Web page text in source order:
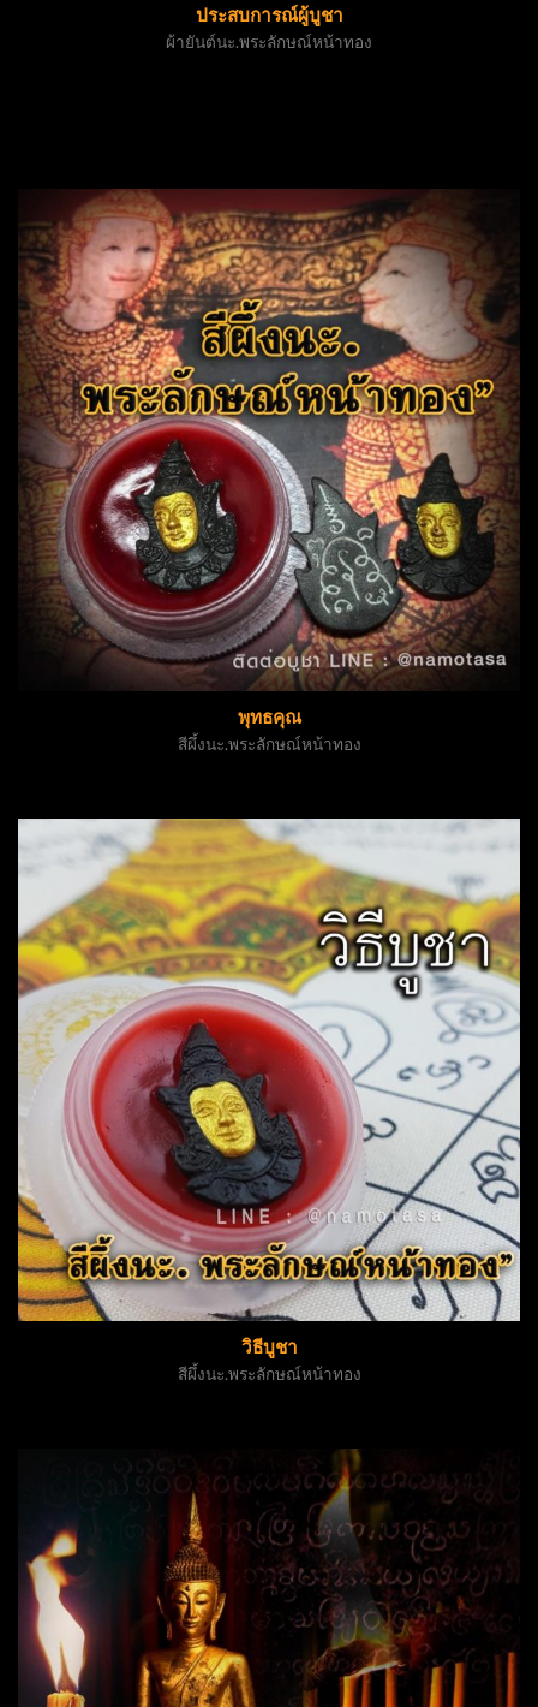
ประสบการณ์ผู้บูชา
ผ้ายันต์นะ.พระลักษณ์หน้าทอง
พุทธคุณ
สีผึ้งนะ.พระลักษณ์หน้าทอง
วิธีบูชา
สีผึ้งนะ.พระลักษณ์หน้าทอง